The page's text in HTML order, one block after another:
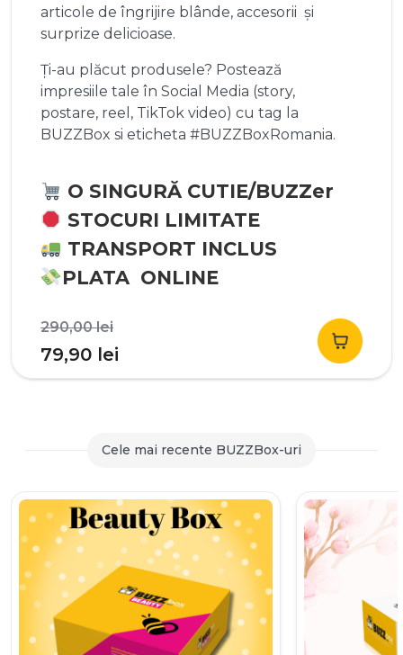
articole de îngrijire blânde, accesorii și
surprize delicioase.
Ți-au plăcut produsele? Postează
impresiile tale în Social Media (story,
postare, reel, TikTok video) cu tag la
BUZZBox si eticheta #BUZZBoxRomania.
O SINGURĂ CUTIE/BUZZer
STOCURI LIMITATE
TRANSPORT INCLUS
PLATA ONLINE
290,00leiPrețul
inițial
a
290,00 lei.
79,90 lei
curent
79,90 lei.
Cele mai recente BUZZBox-uri